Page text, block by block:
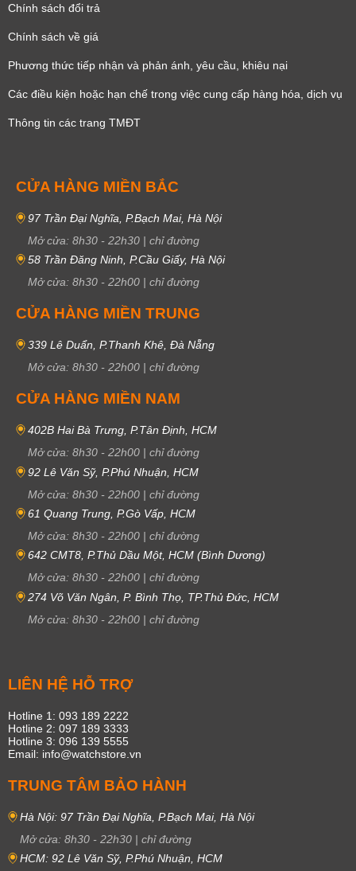
Chính sách đổi trả
Chính sách về giá
Phương thức tiếp nhận và phản ánh, yêu cầu, khiêu nại
Các điều kiện hoặc hạn chế trong việc cung cấp hàng hóa, dịch vụ
Thông tin các trang TMĐT
CỬA HÀNG MIỀN BẮC
97 Trần Đại Nghĩa, P.Bạch Mai, Hà Nội
Mở cửa: 8h30 - 22h30 | chỉ đường
58 Trần Đăng Ninh, P.Cầu Giấy, Hà Nội
Mở cửa: 8h30 - 22h00 | chỉ đường
CỬA HÀNG MIỀN TRUNG
339 Lê Duẩn, P.Thanh Khê, Đà Nẵng
Mở cửa: 8h30 - 22h00 | chỉ đường
CỬA HÀNG MIỀN NAM
402B Hai Bà Trưng, P.Tân Định, HCM
Mở cửa: 8h30 - 22h00 | chỉ đường
92 Lê Văn Sỹ, P.Phú Nhuận, HCM
Mở cửa: 8h30 - 22h00 | chỉ đường
61 Quang Trung, P.Gò Vấp, HCM
Mở cửa: 8h30 - 22h00 | chỉ đường
642 CMT8, P.Thủ Dầu Một, HCM (Bình Dương)
Mở cửa: 8h30 - 22h00 | chỉ đường
274 Võ Văn Ngân, P. Bình Thọ, TP.Thủ Đức, HCM
Mở cửa: 8h30 - 22h00 | chỉ đường
LIÊN HỆ HỖ TRỢ
Hotline 1: 093 189 2222
Hotline 2: 097 189 3333
Hotline 3: 096 139 5555
Email: info@watchstore.vn
TRUNG TÂM BẢO HÀNH
Hà Nội: 97 Trần Đại Nghĩa, P.Bạch Mai, Hà Nội
Mở cửa: 8h30 - 22h30 | chỉ đường
HCM: 92 Lê Văn Sỹ, P.Phú Nhuận, HCM